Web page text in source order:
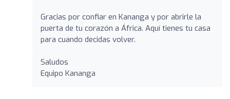
Gracias por confiar en Kananga y por abrirle la
puerta de tu corazón a África. Aquí tienes tu casa
para cuando decidas volver.
Saludos
Equipo Kananga